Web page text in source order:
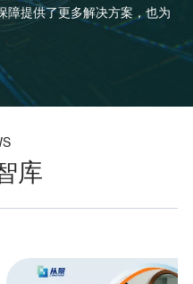
障提供了更多解决方案，也为
库